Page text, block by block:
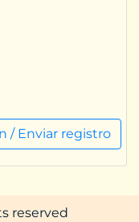
/ Enviar registro
reserved